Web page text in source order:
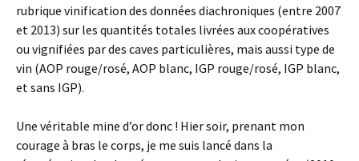
rubrique vinification des données diachroniques (entre 2007
et 2013) sur les quantités totales livrées aux coopératives
ou vignifiées par des caves particulières, mais aussi type de
vin (AOP rouge/rosé, AOP blanc, IGP rouge/rosé, IGP blanc,
et sans IGP).
Une véritable mine d’or donc ! Hier soir, prenant mon
courage à bras le corps, je me suis lancé dans la